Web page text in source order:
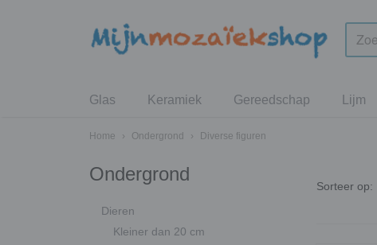
Glas Keramiek Gereedschap Lijm
Home › Ondergrond › Diverse figuren
Ondergrond
Dieren
Kleiner dan 20 cm
Sorteer op: